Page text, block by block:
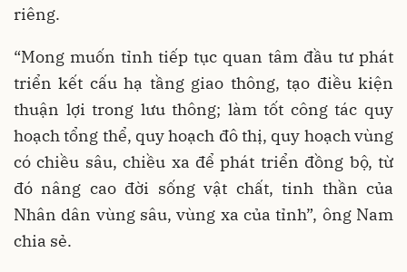
riêng.
“Mong muốn tỉnh tiếp tục quan tâm đầu tư phát
triển kết cấu hạ tầng giao thông, tạo điều kiện
thuận lợi trong lưu thông; làm tốt công tác quy
hoạch tổng thể, quy hoạch đô thị, quy hoạch vùng
có chiều sâu, chiều xa để phát triển đồng bộ, từ
đó nâng cao đời sống vật chất, tinh thần của
Nhân dân vùng sâu, vùng xa của tỉnh”, ông Nam
chia sẻ.